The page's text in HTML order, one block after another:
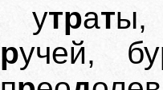
утрат
ручей, бу